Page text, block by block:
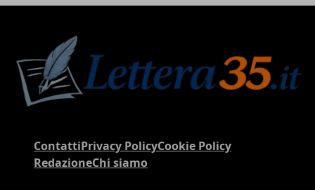
ContattiPrivacy PolicyCookie Policy
RedazioneChi siamo